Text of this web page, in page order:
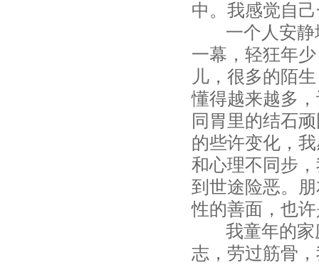
中。我感觉自
一个人安静
一幕，轻狂年
儿，很多的陌
懂得越来越多
同胃里的结石
的些许变化，
和心理不同步
到世途险恶。
性的善面，也
我童年的家
志，劳过筋骨